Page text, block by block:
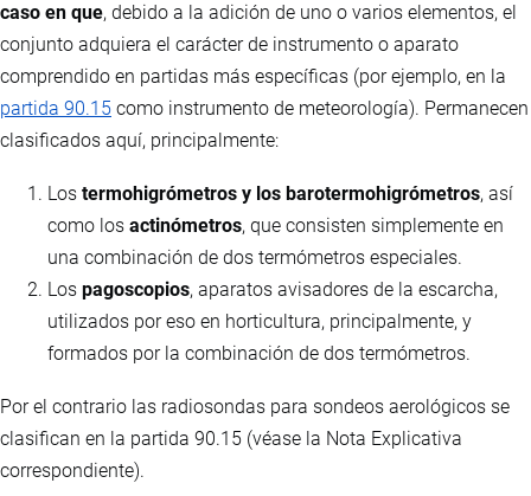
caso en que, debido a la adición de uno o varios elementos, el
conjunto adquiera el carácter de instrumento o aparato
comprendido en partidas más específicas (por ejemplo, en la
partida 90.15 como instrumento de meteorología). Permanecen
clasificados aquí, principalmente:
Los termohigrómetros y los barotermohigrómetros, así
como los actinómetros, que consisten simplemente en
una combinación de dos termómetros especiales.
Los pagoscopios, aparatos avisadores de la escarcha,
utilizados por eso en horticultura, principalmente, y
formados por la combinación de dos termómetros.
Por el contrario las radiosondas para sondeos aerológicos se
clasifican en la partida 90.15 (véase la Nota Explicativa
correspondiente).